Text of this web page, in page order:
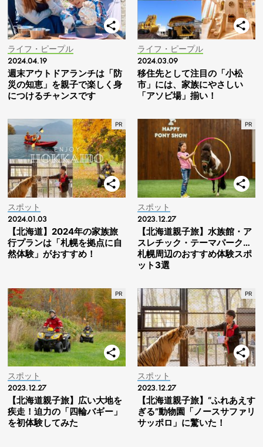
ライフ・ピープル
2024.04.19
週末アウトドアランチは「防
災の知恵」を親子で楽しく身
につけるチャンスです
ライフ・ピープル
2024.03.09
移住先として注目の「小松
市」には、家族にやさしい
「アソビ場」揃い！
スポット
2024.01.03
【北海道】2024年の家族旅
行プランは「札幌を拠点に自
然体験」がおすすめ！
スポット
2023.12.27
【北海道親子旅】水族館・ア
スレチック・テーマパーク…
札幌周辺のおすすめ体験スポ
ット3選
スポット
2023.12.27
【北海道親子旅】広い大地を
疾走！迫力の「四輪バギー」
を初体験してみた
スポット
2023.12.27
【北海道親子旅】“ふれあえす
ぎる”動物園「ノースサファリ
サッポロ」に驚いた！